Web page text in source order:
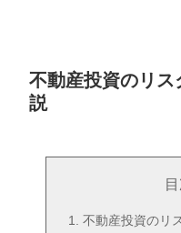
不動産投資のリ
説
不動産投資のリ